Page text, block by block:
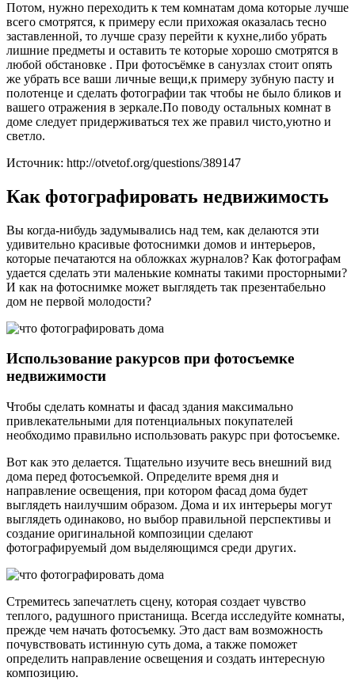
Потом, нужно переходить к тем комнатам дома которые лучше
всего смотрятся, к примеру если прихожая оказалась тесно
заставленной, то лучше сразу перейти к кухне,либо убрать
лишние предметы и оставить те которые хорошо смотрятся в
любой обстановке . При фотосъёмке в санузлах стоит опять
же убрать все ваши личные вещи,к примеру зубную пасту и
полотенце и сделать фотографии так чтобы не было бликов и
вашего отражения в зеркале.По поводу остальных комнат в
доме следует придерживаться тех же правил чисто,уютно и
светло.
Источник: http://otvetof.org/questions/389147
Как фотографировать недвижимость
Вы когда-нибудь задумывались над тем, как делаются эти
удивительно красивые фотоснимки домов и интерьеров,
которые печатаются на обложках журналов? Как фотографам
удается сделать эти маленькие комнаты такими просторными?
И как на фотоснимке может выглядеть так презентабельно
дом не первой молодости?
Использование ракурсов при фотосъемке
недвижимости
Чтобы сделать комнаты и фасад здания максимально
привлекательными для потенциальных покупателей
необходимо правильно использовать ракурс при фотосъемке.
Вот как это делается. Тщательно изучите весь внешний вид
дома перед фотосъемкой. Определите время дня и
направление освещения, при котором фасад дома будет
выглядеть наилучшим образом. Дома и их интерьеры могут
выглядеть одинаково, но выбор правильной перспективы и
создание оригинальной композиции сделают
фотографируемый дом выделяющимся среди других.
Стремитесь запечатлеть сцену, которая создает чувство
теплого, радушного пристанища. Всегда исследуйте комнаты,
прежде чем начать фотосъемку. Это даст вам возможность
почувствовать истинную суть дома, а также поможет
определить направление освещения и создать интересную
композицию.